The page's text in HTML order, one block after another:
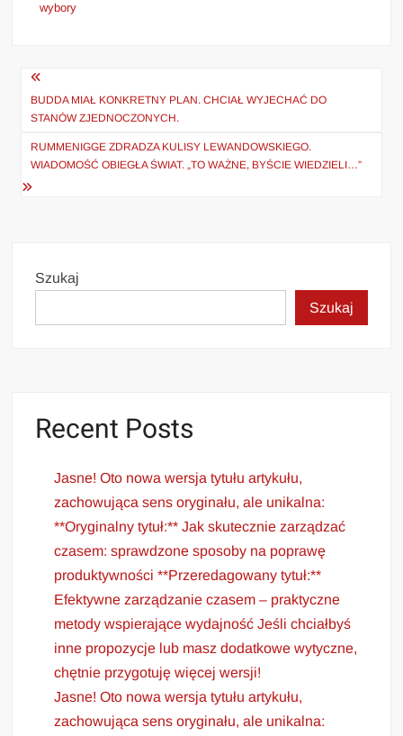
wybory
Nawigacja
wpisu
BUDDA MIAŁ KONKRETNY PLAN. CHCIAŁ WYJECHAĆ DO
STANÓW ZJEDNOCZONYCH.
RUMMENIGGE ZDRADZA KULISY LEWANDOWSKIEGO.
WIADOMOŚĆ OBIEGŁA ŚWIAT. „TO WAŻNE, BYŚCIE WIEDZIELI…”
Szukaj
Szukaj
Recent Posts
Jasne! Oto nowa wersja tytułu artykułu,
zachowująca sens oryginału, ale unikalna:
**Oryginalny tytuł:** Jak skutecznie zarządzać
czasem: sprawdzone sposoby na poprawę
produktywności **Przeredagowany tytuł:**
Efektywne zarządzanie czasem – praktyczne
metody wspierające wydajność Jeśli chciałbyś
inne propozycje lub masz dodatkowe wytyczne,
chętnie przygotuję więcej wersji!
Jasne! Oto nowa wersja tytułu artykułu,
zachowująca sens oryginału, ale unikalna: